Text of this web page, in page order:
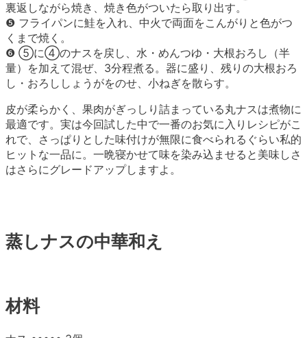
裏返しながら焼き、焼き色がついたら取り出す。
❺ フライパンに鮭を入れ、中火で両面をこんがりと色がつ
くまで焼く。
❻ ⑤に④のナスを戻し、水・めんつゆ・大根おろし（半
量）を加えて混ぜ、3分程煮る。器に盛り、残りの大根おろ
し・おろししょうがをのせ、小ねぎを散らす。
皮が柔らかく、果肉がぎっしり詰まっている丸ナスは煮物に
最適です。実は今回試した中で一番のお気に入りレシピがこ
れで、さっぱりとした味付けが無限に食べられるぐらい私的
ヒットな一品に。一晩寝かせて味を染み込ませると美味しさ
はさらにグレードアップしますよ。
蒸しナスの中華和え
材料